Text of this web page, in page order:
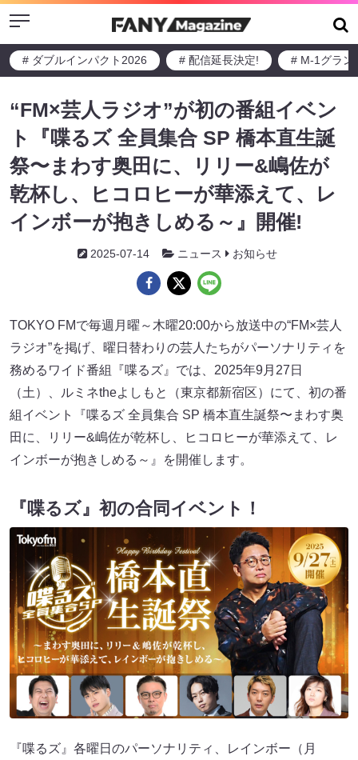
Menu
# ダブルインパクト2026 # 配信延長決定! # M-1グラン
“FM×芸人ラジオ”が初の番組イベン
ト『喋るズ 全員集合 SP 橋本直生誕
祭〜まわす奥田に、リリー&嶋佐が
乾杯し、ヒコロヒーが華添えて、レ
インボーが抱きしめる～』開催!
2025-07-14 ニュース お知らせ
TOKYO FMで毎週月曜～木曜20:00から放送中の“FM×芸人
ラジオ”を掲げ、曜日替わりの芸人たちがパーソナリティを
務めるワイド番組『喋るズ』では、2025年9月27日
（土）、ルミネtheよしもと（東京都新宿区）にて、初の番
組イベント『喋るズ 全員集合 SP 橋本直生誕祭〜まわす奥
田に、リリー&嶋佐が乾杯し、ヒコロヒーが華添えて、レ
インボーが抱きしめる～』を開催します。
『喋るズ』初の合同イベント！
『喋るズ』各曜日のパーソナリティ、レインボー（月